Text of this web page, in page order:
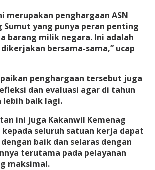
merupakan penghargaan ASN
Sumut yang punya peran penting
barang milik negara. Ini adalah
bersama-sama,” ucap
penghargaan tersebut juga
dan evaluasi agar di tahun
lebih baik lagi.
ini juga Kakanwil Kemenag
seluruh satuan kerja dapat
baik dan selaras dengan
terutama pada pelayanan
maksimal.